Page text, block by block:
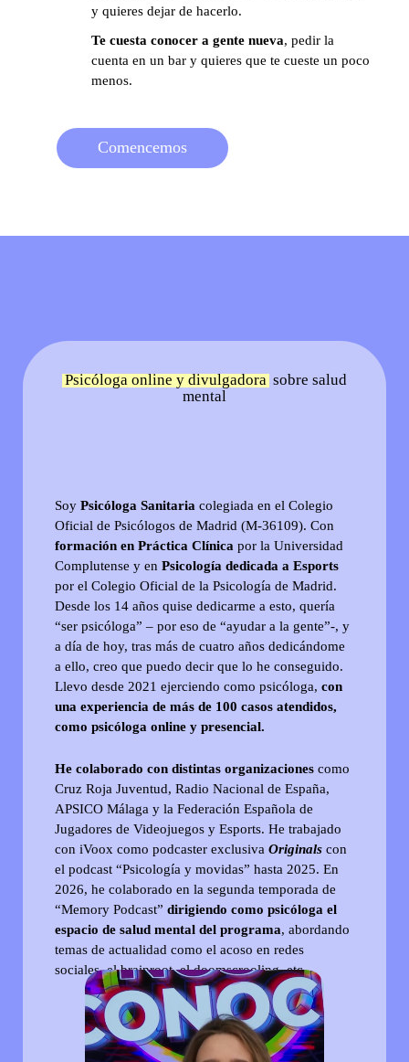
y quieres dejar de hacerlo.
Te cuesta conocer a gente nueva, pedir la
cuenta en un bar y quieres que te cueste un poco
menos.
Comencemos
Psicóloga online y divulgadora sobre salud
mental
Soy Psicóloga Sanitariacolegiada en el Colegio
Oficial de Psicólogos de Madrid (M-36109). Con
formación en Práctica Clínicapor la Universidad
Complutense y en Psicología dedicada a Esports
por el Colegio Oficial de la Psicología de Madrid.
Desde los 14 años quise dedicarme a esto, quería
“ser psicóloga” – por eso de “ayudar a la gente”-, y
a día de hoy, tras más de cuatro años dedicándome
a ello, creo que puedo decir que lo he conseguido.
Llevo desde 2021 ejerciendo como psicóloga, con
una experiencia de más de 100 casos atendidos,
como psicóloga online y presencial.
He colaborado con distintas organizacionescomo
Cruz Roja Juventud, Radio Nacional de España,
APSICO Málaga y la Federación Española de
Jugadores de Videojuegos y Esports. He trabajado
con iVoox como podcaster exclusiva Originalscon
el podcast “Psicología y movidas” hasta 2025. En
2026, he colaborado en la segunda temporada de
“Memory Podcast” dirigiendo como psicóloga el
espacio de salud mental del programa, abordando
temas de actualidad como el acoso en redes
sociales, el brainroot, el doomscrooling, etc.